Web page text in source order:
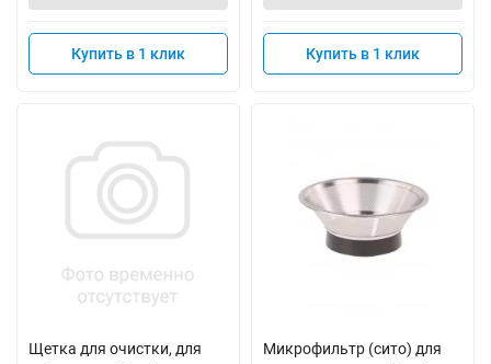
Купить в 1 клик Купить в 1 клик
Щетка для очистки, для
Микрофильтр (сито) для